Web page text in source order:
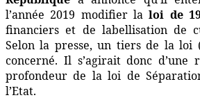
l’année 2019 modifier laloi de
financiers et de labellisation de
Selon la presse, un tiers de la loi
concerné. Il s’agirait donc d’une
profondeur de la loi de
l’Etat.